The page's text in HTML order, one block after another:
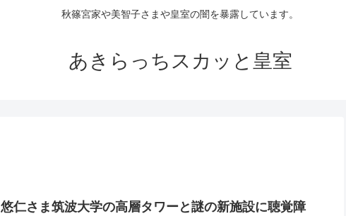
秋篠宮家や美智子さまや皇室の闇を暴露しています。
あきらっちスカッと皇室
悠仁さま筑波大学の高層タワーと謎の新施設に聴覚障